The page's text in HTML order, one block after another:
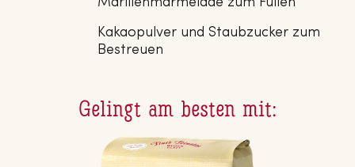
Kakaopulver und Staubzucker zum
Bestreuen
Gelingt am besten mit: